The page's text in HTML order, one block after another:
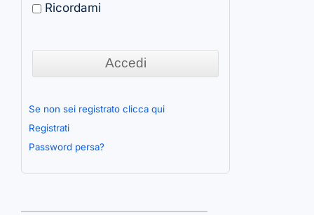
Ricordami
Se non sei registrato clicca qui
Registrati
Password persa?